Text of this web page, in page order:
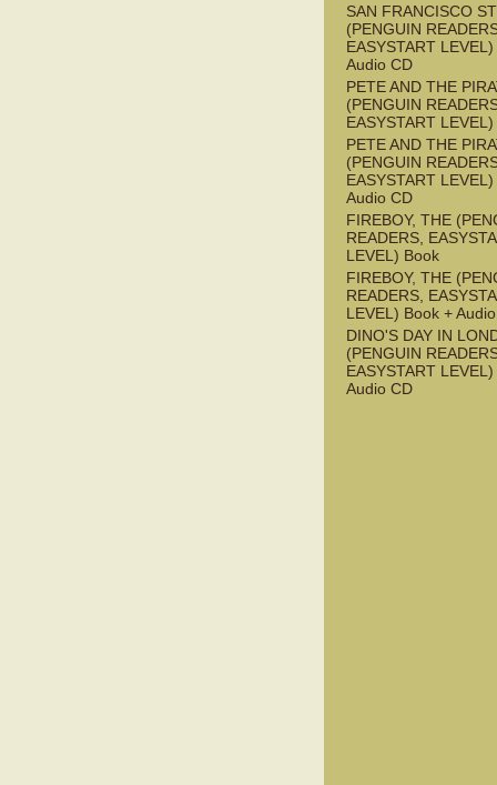
SAN FRANCISCO
(PENGUIN
EASYSTART
Audio CD
PETE AND THE
(PENGUIN
EASYSTART
PETE AND THE
(PENGUIN
EASYSTART
Audio CD
FIREBOY, THE
READERS,
LEVEL) Book
FIREBOY, THE
READERS,
LEVEL) Book +
DINO'S DAY IN
(PENGUIN
EASYSTART
Audio CD